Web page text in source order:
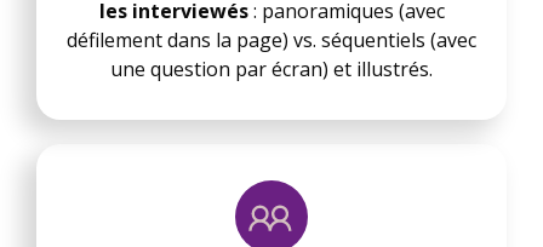
les interviewés: panoramiques (avec
défilement dans la page) vs. séquentiels (avec
une question par écran) et illustrés.